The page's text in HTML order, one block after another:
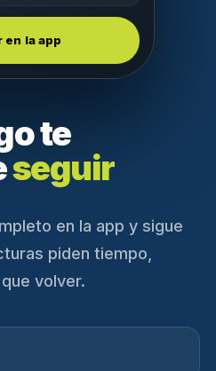
te
seguir
en la app y sigue
piden tiempo,
volver.
en la app